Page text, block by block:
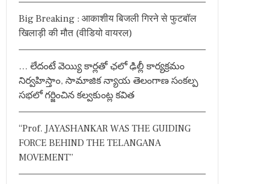
Big Breaking : आकाशीय बिजली गिरने से फुटबॉल
खिलाड़ी की मौत (वीडियो वायरल)
… లేదంటే వెయ్యి కార్లతో ఛలో ఢిల్లీ కార్యక్రమం
నిర్వహిస్తాం, సామాజిక న్యాయ తెలంగాణ సంకల్ప
సభలో గర్జించిన కల్వకుంట్ల కవిత
“Prof. JAYASHANKAR WAS THE GUIDING
FORCE BEHIND THE TELANGANA
MOVEMENT”